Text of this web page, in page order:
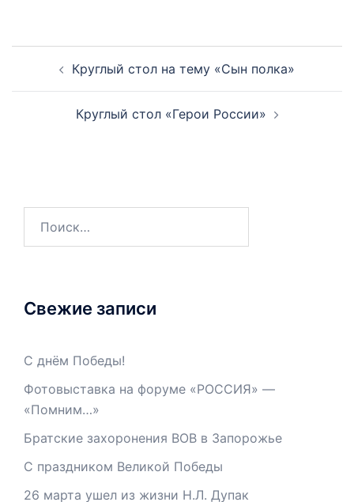
Круглый стол на тему «Сын полка»
Круглый стол «Герои России»
Свежие записи
С днём Победы!
Фотовыставка на форуме «РОССИЯ» —
«Помним…»
Братские захоронения ВОВ в Запорожье
С праздником Великой Победы
26 марта ушел из жизни Н.Л. Дупак